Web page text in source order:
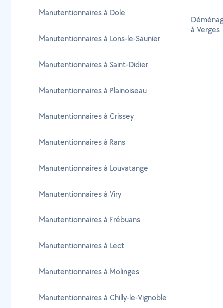
Manutentionnaires à Dole
Manutentionnaires à Lons-le-Saunier
Manutentionnaires à Saint-Didier
Manutentionnaires à Plainoiseau
Manutentionnaires à Crissey
Manutentionnaires à Rans
Manutentionnaires à Louvatange
Manutentionnaires à Viry
Manutentionnaires à Frébuans
Manutentionnaires à Lect
Manutentionnaires à Molinges
Manutentionnaires à Chilly-le-Vignoble
à Verges